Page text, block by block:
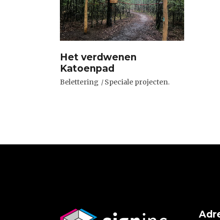
Het verdwenen
Katoenpad
Belettering Speciale projecten.